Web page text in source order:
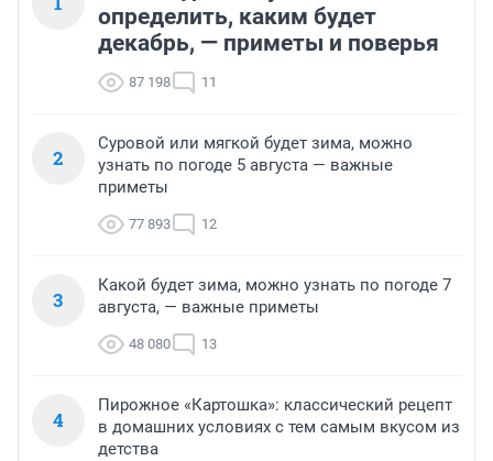
определить, каким будет
декабрь, — приметы и поверья
87 198 11
2
Суровой или мягкой будет зима, можно
узнать по погоде 5 августа — важные
приметы
77 893 12
3
Какой будет зима, можно узнать по погоде 7
августа, — важные приметы
48 080 13
4
Пирожное «Картошка»: классический рецепт
в домашних условиях с тем самым вкусом из
детства